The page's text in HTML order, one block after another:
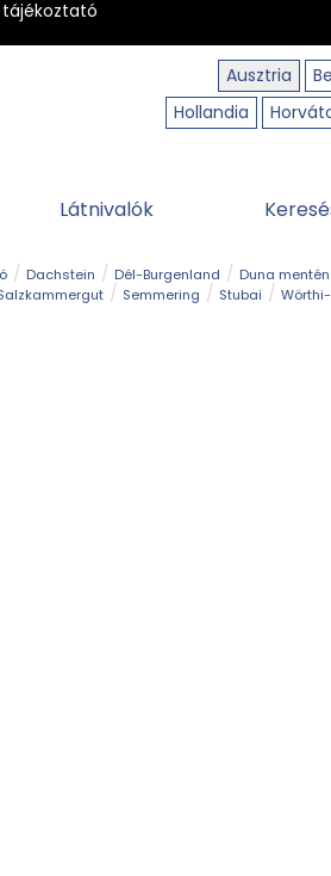
Ausztria
Hollandia
Látnivalók
Dachstein Dél-Burgenland Duna mentén
Semmering Stubai